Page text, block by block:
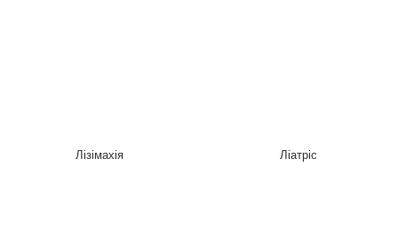
Лізімахія Ліатріс